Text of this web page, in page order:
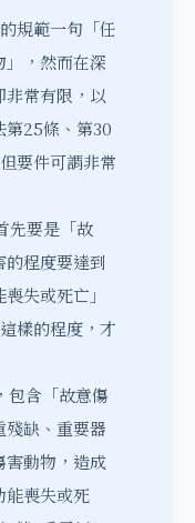
規範一句「任
，然而在深
非常有限，以
第25條、第30
要件可謂非常
先要是「故
程度要達到
失或死亡」
樣的程度，才
包含「故意傷
缺、重要器
害動物，造成
能喪失或死